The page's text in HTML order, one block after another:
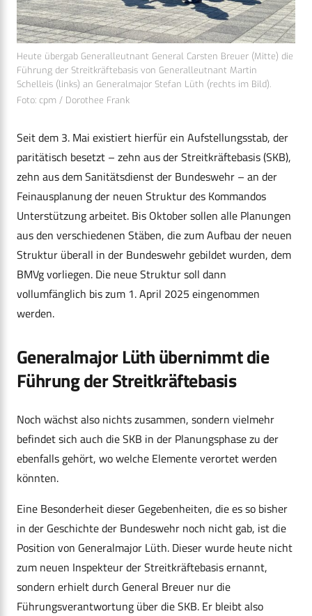
Heute übergab Generalleutnant General Carsten Breuer (Mitte) die
Führung der Streitkräftebasis von Generalleutnant Martin
Schelleis (links) an Generalmajor Stefan Lüth (rechts im Bild).
Foto: cpm / Dorothee Frank
Seit dem 3. Mai existiert hierfür ein Aufstellungsstab, der
paritätisch besetzt – zehn aus der Streitkräftebasis (SKB),
zehn aus dem Sanitätsdienst der Bundeswehr – an der
Feinausplanung der neuen Struktur des Kommandos
Unterstützung arbeitet. Bis Oktober sollen alle Planungen
aus den verschiedenen Stäben, die zum Aufbau der neuen
Struktur überall in der Bundeswehr gebildet wurden, dem
BMVg vorliegen. Die neue Struktur soll dann
vollumfänglich bis zum 1. April 2025 eingenommen
werden.
Generalmajor Lüth übernimmt die
Führung der Streitkräftebasis
Noch wächst also nichts zusammen, sondern vielmehr
befindet sich auch die SKB in der Planungsphase zu der
ebenfalls gehört, wo welche Elemente verortet werden
könnten.
Eine Besonderheit dieser Gegebenheiten, die es so bisher
in der Geschichte der Bundeswehr noch nicht gab, ist die
Position von Generalmajor Lüth. Dieser wurde heute nicht
zum neuen Inspekteur der Streitkräftebasis ernannt,
sondern erhielt durch General Breuer nur die
Führungsverantwortung über die SKB. Er bleibt also